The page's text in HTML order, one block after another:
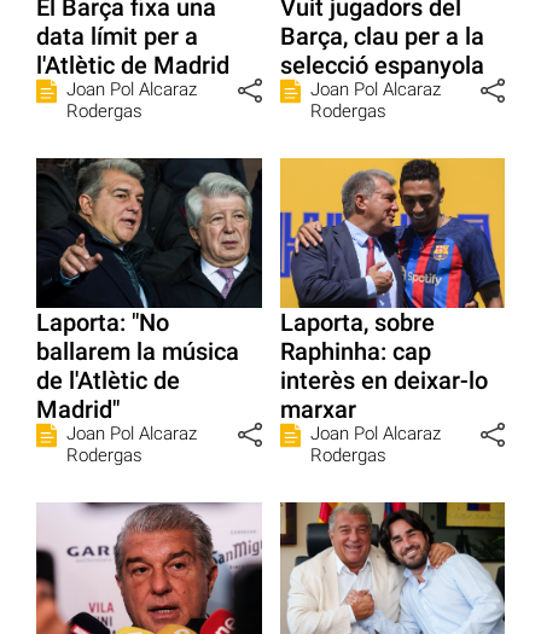
El Barça fixa una
data límit per a
l'Atlètic de Madrid
Joan Pol Alcaraz
Rodergas
Vuit jugadors del
Barça, clau per a la
selecció espanyola
Joan Pol Alcaraz
Rodergas
Laporta: "No
ballarem la música
de l'Atlètic de
Madrid"
Joan Pol Alcaraz
Rodergas
Laporta, sobre
Raphinha: cap
interès en deixar-lo
marxar
Joan Pol Alcaraz
Rodergas